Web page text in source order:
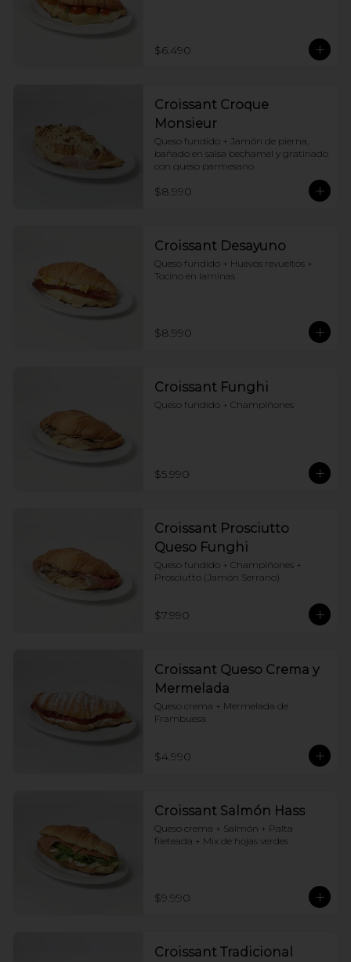
$6.490
Croissant Croque
Monsieur
Queso fundido + Jamón de pierna,
bañado en salsa bechamel y gratinado
con queso parmesano
$8.990
Croissant Desayuno
Queso fundido + Huevos revueltos +
Tocino en laminas
$8.990
Croissant Funghi
Queso fundido + Champiñones
$5.990
Croissant Prosciutto
Queso Funghi
Queso fundido + Champiñones +
Prosciutto (Jamón Serrano)
$7.990
Croissant Queso Crema y
Mermelada
Queso crema + Mermelada de
Frambuesa
$4.990
Croissant Salmón Hass
Queso crema + Salmón + Palta
fileteada + Mix de hojas verdes
$9.990
Croissant Tradicional